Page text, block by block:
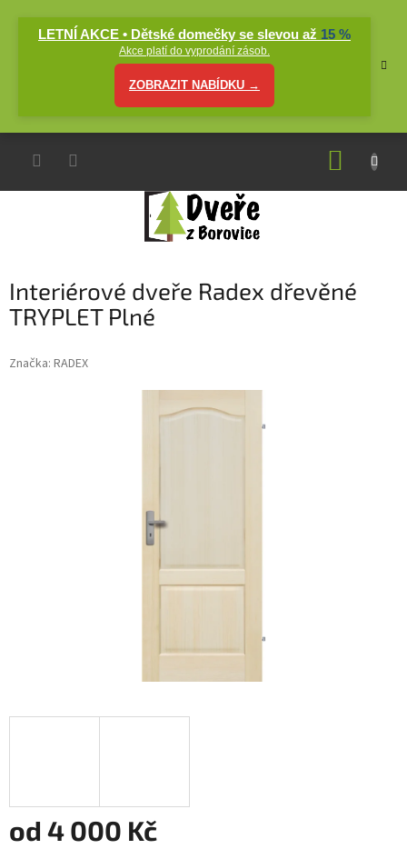
LETNÍ AKCE • Dětské domečky se slevou až 15 %
Akce platí do vyprodání zásob.
ZOBRAZIT NABÍDKU →
Interiérové dveře Radex dřevěné
TRYPLET Plné
Značka: RADEX
od 4 000 Kč